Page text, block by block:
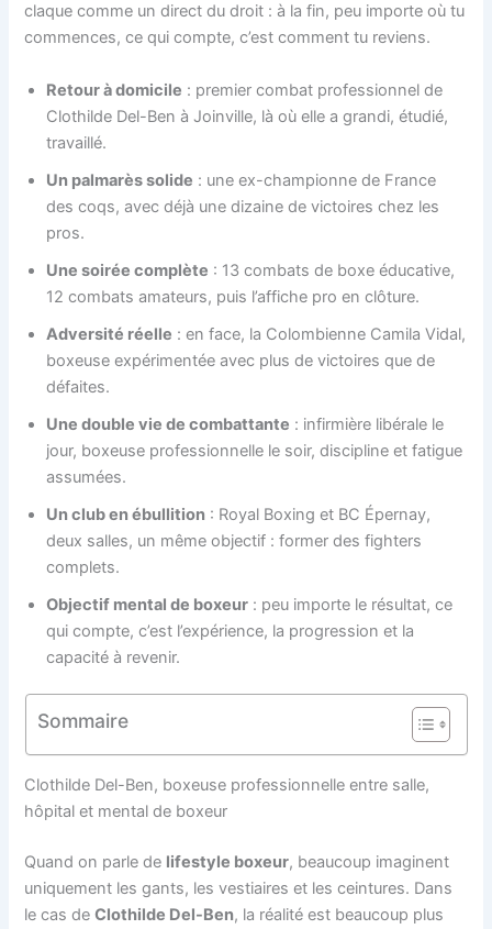
claque comme un direct du droit : à la fin, peu importe où tu
commences, ce qui compte, c’est comment tu reviens.
Retour à domicile : premier combat professionnel de
Clothilde Del-Ben à Joinville, là où elle a grandi, étudié,
travaillé.
Un palmarès solide : une ex-championne de France
des coqs, avec déjà une dizaine de victoires chez les
pros.
Une soirée complète : 13 combats de boxe éducative,
12 combats amateurs, puis l’affiche pro en clôture.
Adversité réelle : en face, la Colombienne Camila Vidal,
boxeuse expérimentée avec plus de victoires que de
défaites.
Une double vie de combattante : infirmière libérale le
jour, boxeuse professionnelle le soir, discipline et fatigue
assumées.
Un club en ébullition : Royal Boxing et BC Épernay,
deux salles, un même objectif : former des fighters
complets.
Objectif mental de boxeur : peu importe le résultat, ce
qui compte, c’est l’expérience, la progression et la
capacité à revenir.
Sommaire
Clothilde Del-Ben, boxeuse professionnelle entre salle,
hôpital et mental de boxeur
Quand on parle de lifestyle boxeur, beaucoup imaginent
uniquement les gants, les vestiaires et les ceintures. Dans
le cas deClothilde Del-Ben, la réalité est beaucoup plus